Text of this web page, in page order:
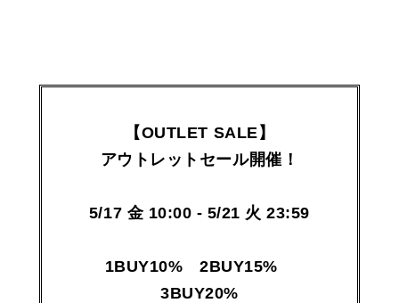
【OUTLET SALE】
アウトレットセール開催！
5/17 金 10:00 - 5/21 火 23:59
1BUY10% 2BUY15%
3BUY20%